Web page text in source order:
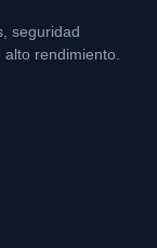
seguridad
rendimiento.